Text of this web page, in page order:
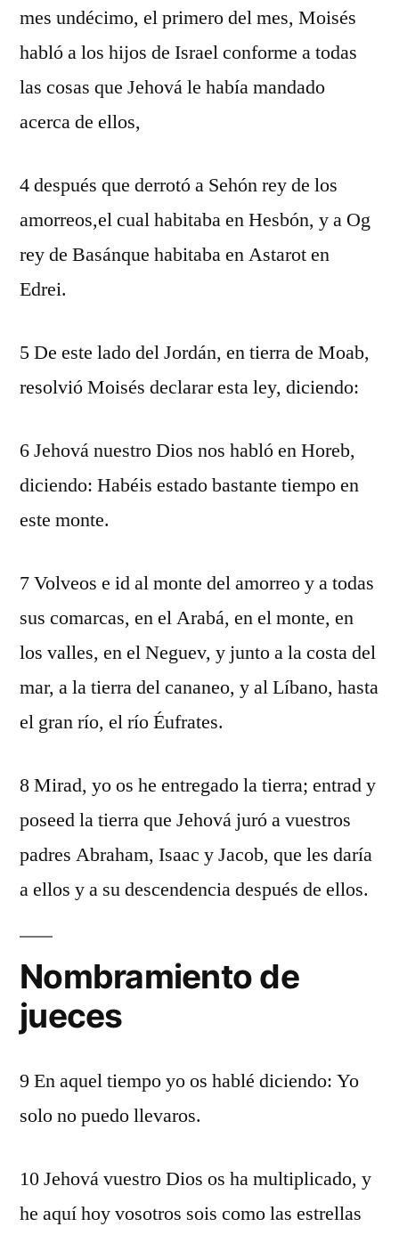
mes undécimo, el primero del mes, Moisés
habló a los hijos de Israel conforme a todas
las cosas que Jehová le había mandado
acerca de ellos,
4 después que derrotó a Sehón rey de los
amorreos,el cual habitaba en Hesbón, y a Og
rey de Basánque habitaba en Astarot en
Edrei.
5 De este lado del Jordán, en tierra de Moab,
resolvió Moisés declarar esta ley, diciendo:
6 Jehová nuestro Dios nos habló en Horeb,
diciendo: Habéis estado bastante tiempo en
este monte.
7 Volveos e id al monte del amorreo y a todas
sus comarcas, en el Arabá, en el monte, en
los valles, en el Neguev, y junto a la costa del
mar, a la tierra del cananeo, y al Líbano, hasta
el gran río, el río Éufrates.
8 Mirad, yo os he entregado la tierra; entrad y
poseed la tierra que Jehová juró a vuestros
padres Abraham, Isaac y Jacob, que les daría
a ellos y a su descendencia después de ellos.
Nombramiento de
jueces
9 En aquel tiempo yo os hablé diciendo: Yo
solo no puedo llevaros.
10 Jehová vuestro Dios os ha multiplicado, y
he aquí hoy vosotros sois como las estrellas